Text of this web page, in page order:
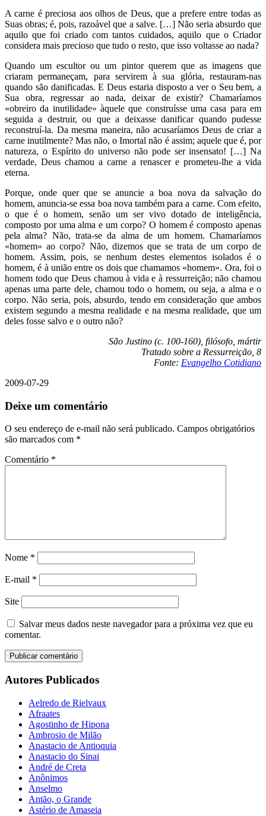
A carne é preciosa aos olhos de Deus, que a prefere entre todas as
Suas obras; é, pois, razoável que a salve. […] Não seria absurdo que
aquilo que foi criado com tantos cuidados, aquilo que o Criador
considera mais precioso que tudo o resto, que isso voltasse ao nada?
Quando um escultor ou um pintor querem que as imagens que
criaram permaneçam, para servirem à sua glória, restauram-nas
quando são danificadas. E Deus estaria disposto a ver o Seu bem, a
Sua obra, regressar ao nada, deixar de existir? Chamaríamos
«obreiro da inutilidade» àquele que construísse uma casa para em
seguida a destruir, ou que a deixasse danificar quando pudesse
reconstruí-la. Da mesma maneira, não acusaríamos Deus de criar a
carne inutilmente? Mas não, o Imortal não é assim; aquele que é, por
natureza, o Espírito do universo não pode ser insensato! […] Na
verdade, Deus chamou a carne a renascer e prometeu-lhe a vida
eterna.
Porque, onde quer que se anuncie a boa nova da salvação do
homem, anuncia-se essa boa nova também para a carne. Com efeito,
o que é o homem, senão um ser vivo dotado de inteligência,
composto por uma alma e um corpo? O homem é composto apenas
pela alma? Não, trata-se da alma de um homem. Chamaríamos
«homem» ao corpo? Não, dizemos que se trata de um corpo de
homem. Assim, pois, se nenhum destes elementos isolados é o
homem, é à união entre os dois que chamamos «homem». Ora, foi o
homem todo que Deus chamou à vida e à ressurreição; não chamou
apenas uma parte dele, chamou todo o homem, ou seja, a alma e o
corpo. Não seria, pois, absurdo, tendo em consideração que ambos
existem segundo a mesma realidade e na mesma realidade, que um
deles fosse salvo e o outro não?
São Justino (c. 100-160), filósofo, mártir
Tratado sobre a Ressurreição, 8
Fonte: Evangelho Cotidiano
2009-07-29
Deixe um comentário
O seu endereço de e-mail não será publicado. Campos obrigatórios
são marcados com *
Comentário *
Nome *
E-mail *
Site
Salvar meus dados neste navegador para a próxima vez que eu
comentar.
Autores Publicados
Aelredo de Rielvaux
Afraates
Agostinho de Hipona
Ambrosio de Milão
Anastacio de Antioquia
Anastacio do Sinai
André de Creta
Anônimos
Anselmo
Antão, o Grande
Astério de Amaseia